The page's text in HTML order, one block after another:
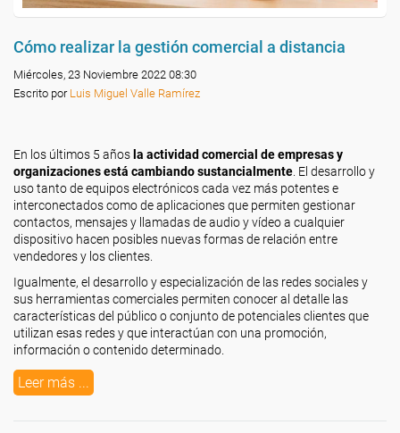
Cómo realizar la gestión comercial a distancia
Miércoles, 23 Noviembre 2022 08:30
Escrito por Luis Miguel Valle Ramírez
En los últimos 5 años la actividad comercial de empresas y
organizaciones está cambiando sustancialmente . El desarrollo y
uso tanto de equipos electrónicos cada vez más potentes e
interconectados como de aplicaciones que permiten gestionar
contactos, mensajes y llamadas de audio y vídeo a cualquier
dispositivo hacen posibles nuevas formas de relación entre
vendedores y los clientes.
Igualmente, el desarrollo y especialización de las redes sociales y
sus herramientas comerciales permiten conocer al detalle las
características del público o conjunto de potenciales clientes que
utilizan esas redes y que interactúan con una promoción,
información o contenido determinado.
Leer más ...